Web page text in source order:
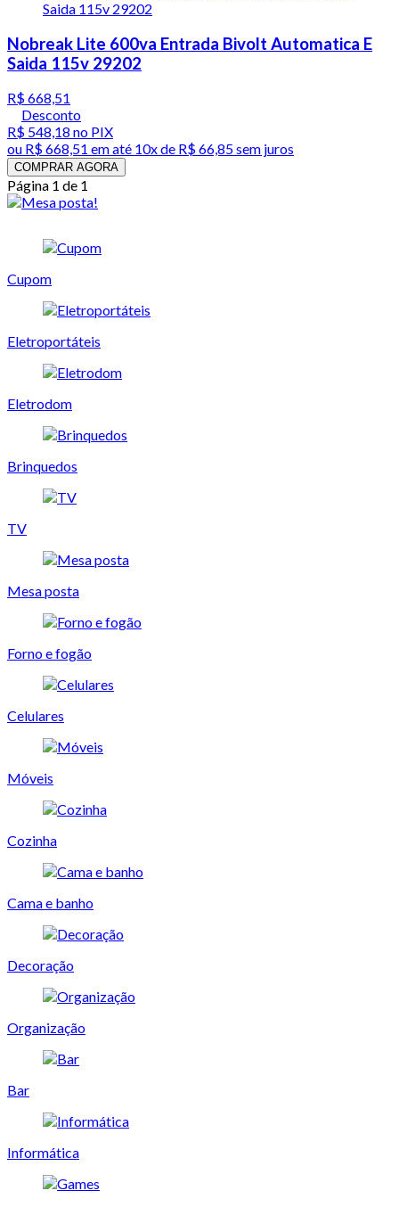
Nobreak Lite 600va Entrada Bivolt Automatica E
Saida 115v 29202
R$ 668,51
Desconto
R$ 548,18 no PIX
ou R$ 668,51 em até 10x de R$ 66,85 sem juros
COMPRAR AGORA
Página 1 de 1
Cupom
Eletroportáteis
Eletrodom
Brinquedos
TV
Mesa posta
Forno e fogão
Celulares
Móveis
Cozinha
Cama e banho
Decoração
Organização
Bar
Informática